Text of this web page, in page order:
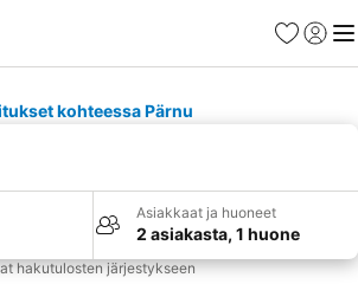
Suosikit
kohteessa Pärnu
Asiakkaat ja huoneet
2 asiakasta, 1 huone
hakutulosten järjestykseen